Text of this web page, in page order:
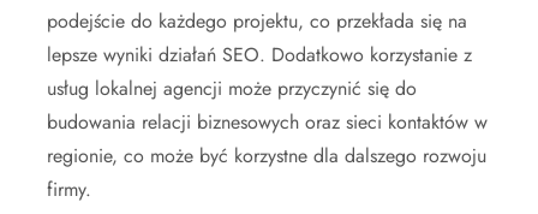
podejście do każdego projektu, co przekłada się na
lepsze wyniki działań SEO. Dodatkowo korzystanie z
usług lokalnej agencji może przyczynić się do
budowania relacji biznesowych oraz sieci kontaktów w
regionie, co może być korzystne dla dalszego rozwoju
firmy.